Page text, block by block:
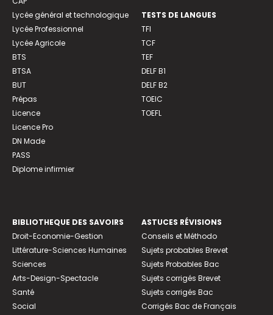
Lycée général et technologique
Lycée Professionnel
Lycée Agricole
BTS
BTSA
BUT
Prépas
Licence
Licence Pro
DN Made
PASS
Diplome infirmier
TESTS DE LANGUES
TFI
TCF
TEF
DELF B1
DELF B2
TOEIC
TOEFL
BIBLIOTHEQUE DES SAVOIRS
Droit-Economie-Gestion
Littérature-Sciences Humaines
Sciences
Arts-Design-Spectacle
Santé
Social
ASTUCES RÉVISIONS
Conseils et Méthodo
Sujets probables Brevet
Sujets Probables Bac
Sujets corrigés Brevet
Sujets corrigés Bac
Corrigés Bac de Français